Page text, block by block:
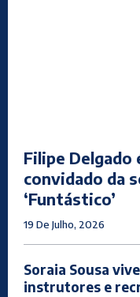
Filipe
convidado da
‘Funtástico’
19 De Julho, 2026
Soraia Sousa
instrutores e